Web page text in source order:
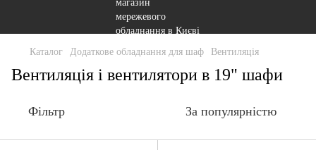
Каталог Додаткове обладнання для шаф Вентиляція
Вентиляція і вентилятори в 19" шафи
Фільтр За популярністю